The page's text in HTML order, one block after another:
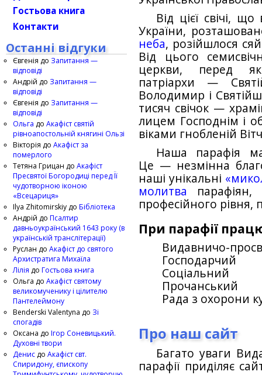
Від цієї свічі,
України,
неба, розійшлося
Від цього
церкви, перед
патріархи —
Володимир і
тисяч свічок —
лицем Господнім і
віками гнобленій
Наша парафія
Це — незмінна
наші унікальні
молитва парафіян,
професійного
При парафії
Видавничо-
Господарчий
Соціальний
Прочанський
Рада з охорони
Про наш сайт
Багато уваги
парафії приділяє
Гостьова книга
Контакти
Останні відгуки
Євгенія до Запитання —
відповіді
Андрій до Запитання —
відповіді
Євгенія до Запитання —
відповіді
Ольга до Акафіст святій
рівноапостольній княгині Ользі
Вікторія до Акафіст за
померлого
Тетяна Грицан до Акафіст
Пресвятої Богородиці перед Її
чудотворною іконою
«Всецариця»
Ilya Zhitomirskiy до Бібліотека
Андрій до Псалтир
давньоукраїнський 1643 року (в
українській транслітерації)
Руслан до Акафіст до святого
Архистратига Михаїла
Лілія до Гостьова книга
Ольга до Акафіст святому
великомученику і цілителю
Пантелеймону
Benderski Valentyna до Зі
спогадів
Оксана до Ігор Соневицький.
Духовні твори
Денис до Акафіст свт.
Спиридону, єпископу